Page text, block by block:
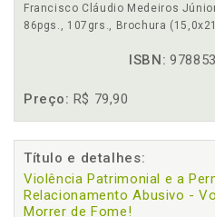
Francisco Cláudio Medeiros
86pgs., 107grs., Brochura
ISBN:
Preço: R$ 79,90
Título e detalhes:
Violência Patrimonial e a
Relacionamento Abusivo -
Morrer de Fome!